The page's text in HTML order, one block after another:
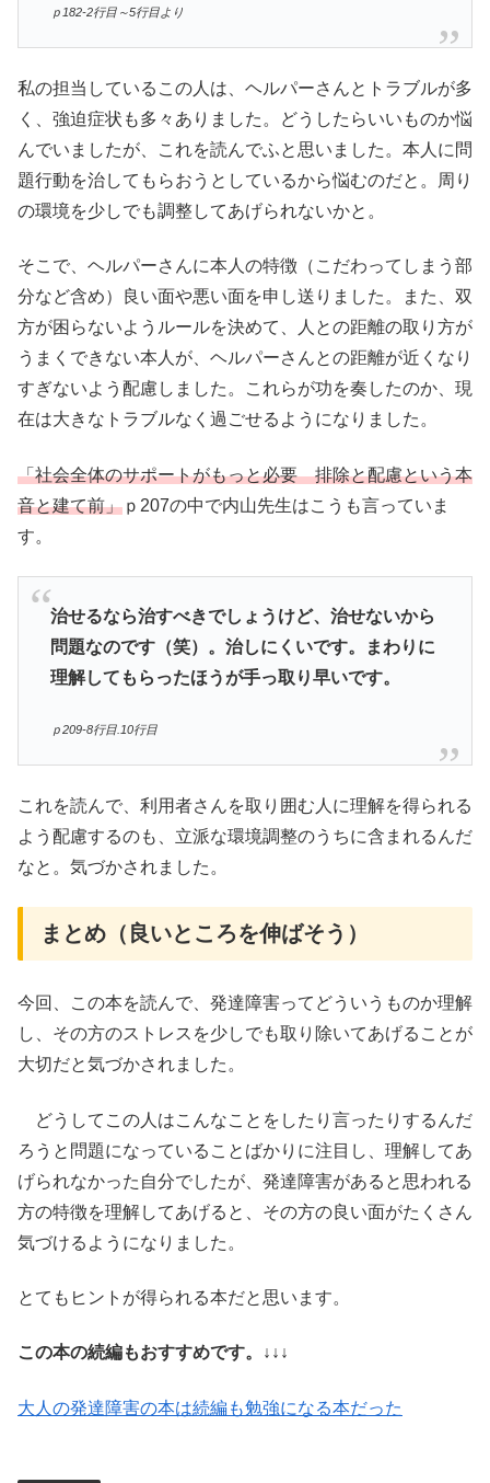
ｐ182-2行目～5行目より
私の担当しているこの人は、ヘルパーさんとトラブルが多
く、強迫症状も多々ありました。どうしたらいいものか悩
んでいましたが、これを読んでふと思いました。本人に問
題行動を治してもらおうとしているから悩むのだと。周り
の環境を少しでも調整してあげられないかと。
そこで、ヘルパーさんに本人の特徴（こだわってしまう部
分など含め）良い面や悪い面を申し送りました。また、双
方が困らないようルールを決めて、人との距離の取り方が
うまくできない本人が、ヘルパーさんとの距離が近くなり
すぎないよう配慮しました。これらが功を奏したのか、現
在は大きなトラブルなく過ごせるようになりました。
「社会全体のサポートがもっと必要 排除と配慮という本
音と建て前」 ｐ207の中で内山先生はこうも言っていま
す。
治せるなら治すべきでしょうけど、治せないから
問題なのです（笑）。治しにくいです。まわりに
理解してもらったほうが手っ取り早いです。
ｐ209-8行目.10行目
これを読んで、利用者さんを取り囲む人に理解を得られる
よう配慮するのも、立派な環境調整のうちに含まれるんだ
なと。気づかされました。
まとめ（良いところを伸ばそう）
今回、この本を読んで、発達障害ってどういうものか理解
し、その方のストレスを少しでも取り除いてあげることが
大切だと気づかされました。
どうしてこの人はこんなことをしたり言ったりするんだ
ろうと問題になっていることばかりに注目し、理解してあ
げられなかった自分でしたが、発達障害があると思われる
方の特徴を理解してあげると、その方の良い面がたくさん
気づけるようになりました。
とてもヒントが得られる本だと思います。
この本の続編もおすすめです。↓↓↓
大人の発達障害の本は続編も勉強になる本だった